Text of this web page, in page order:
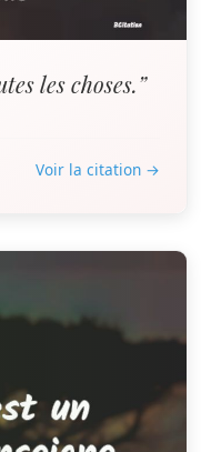
les choses.”
Voir la citation →